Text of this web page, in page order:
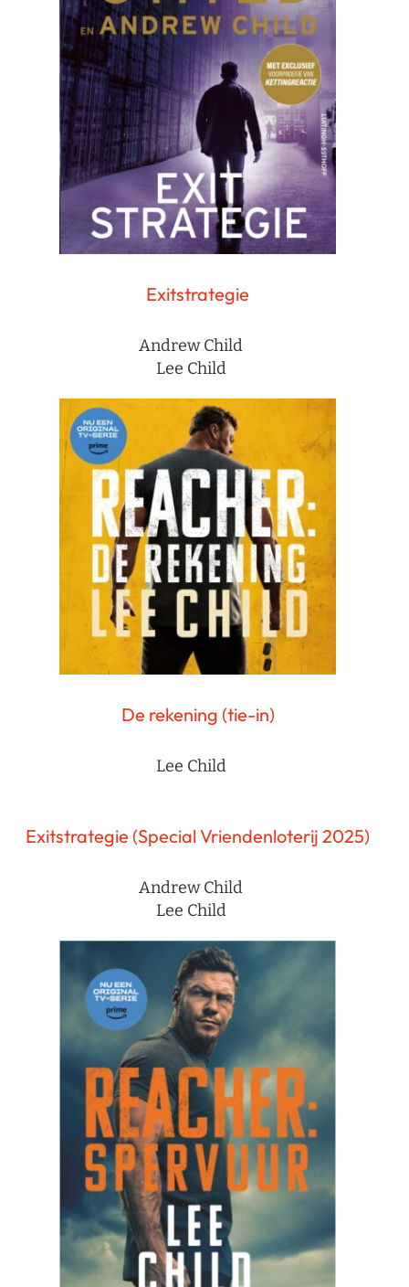
Exitstrategie
Andrew Child
Lee Child
De rekening (tie-in)
Lee Child
Exitstrategie (Special Vriendenloterij 2025)
Andrew Child
Lee Child